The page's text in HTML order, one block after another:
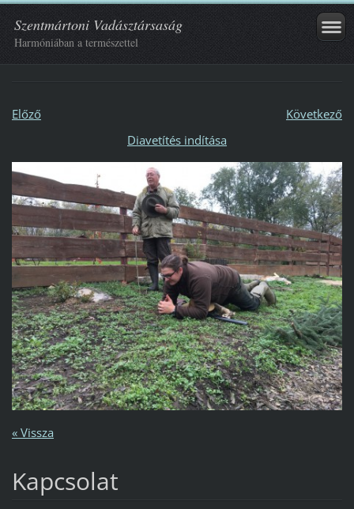
Szentmártoni Vadásztársaság
Harmóniában a természettel
Előző
Következő
Diavetítés indítása
« Vissza
Kapcsolat